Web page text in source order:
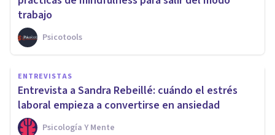
trabajo
Psicotools
ENTREVISTAS
Entrevista a Sandra Rebeillé: cuándo el estrés
laboral empieza a convertirse en ansiedad
Psicología Y Mente